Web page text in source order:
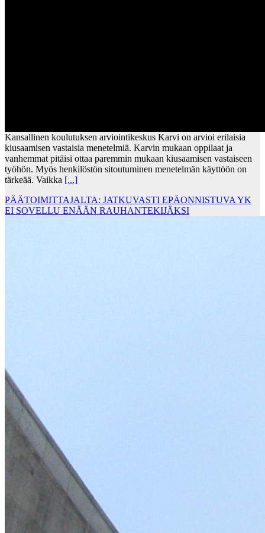
Kansallinen koulutuksen arviointikeskus Karvi on arvioi erilaisia
kiusaamisen vastaisia menetelmiä. Karvin mukaan oppilaat ja
vanhemmat pitäisi ottaa paremmin mukaan kiusaamisen vastaiseen
työhön. Myös henkilöstön sitoutuminen menetelmän käyttöön on
tärkeää. Vaikka [...]
PÄÄTOIMITTAJALTA: JATKUVASTI EPÄONNISTUVA YK
EI SOVELLU ENÄÄN RAUHANTEKIJÄKSI